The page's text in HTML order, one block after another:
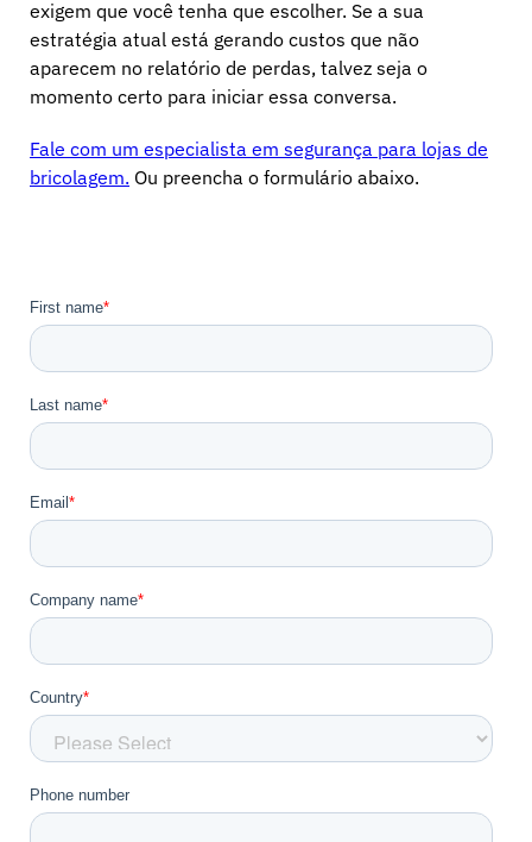
exigem que você tenha que escolher. Se a sua
estratégia atual está gerando custos que não
aparecem no relatório de perdas, talvez seja o
momento certo para iniciar essa conversa.
Fale com um especialista em segurança para lojas de
bricolagem. Ou preencha o formulário abaixo.